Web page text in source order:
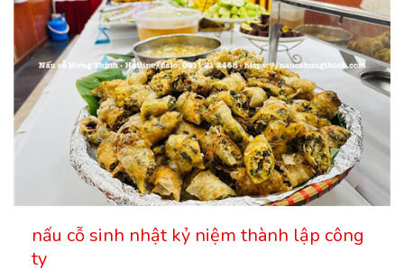
nấu cỗ sinh nhật kỷ niệm thành lập công
ty